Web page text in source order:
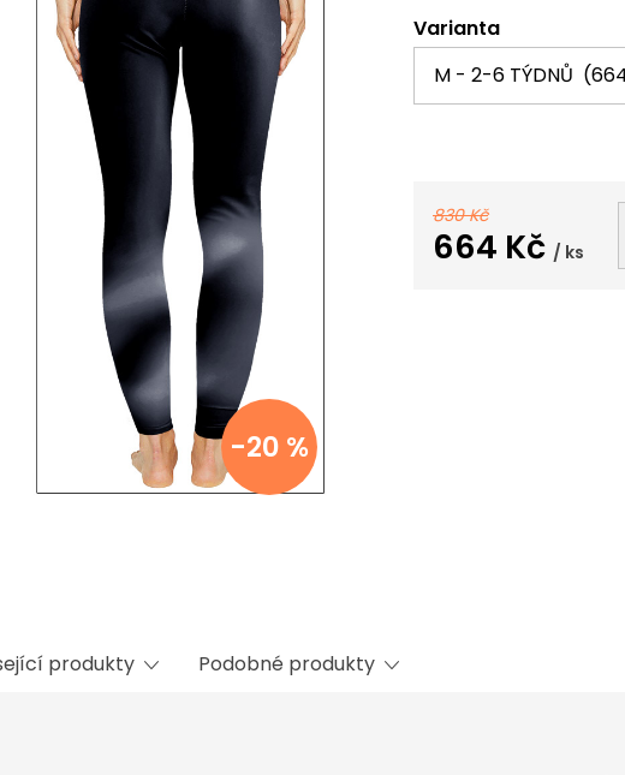
-20 %
Varianta
830 Kč
664 Kč / ks
produkty Podobné produkty